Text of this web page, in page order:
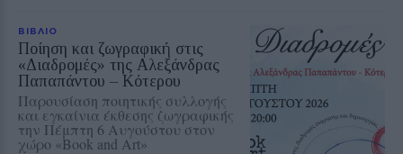
ΒΙΒΛΙΟ
Ποίηση και ζωγραφική στις
«Διαδρομές» της Αλεξάνδρας
Παπαπάντου – Κότερου
Παρουσίαση ποιητικής συλλογής
και εγκαίνια έκθεσης ζωγραφικής
την Πέμπτη 6 Αυγούστου στον
χώρο «Book and Art»